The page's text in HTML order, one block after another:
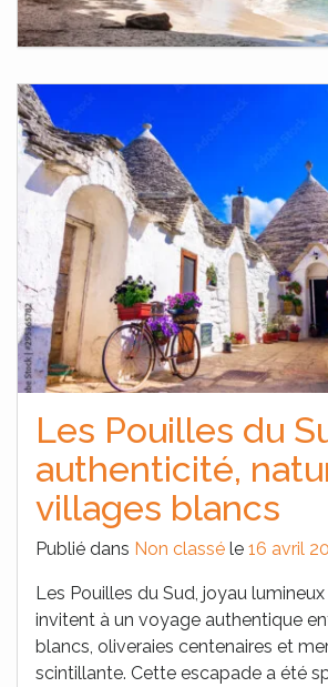
Les Pouilles du
authenticité,
villages blancs
Publié dans Non classé le 16 avril
Les Pouilles du Sud, joyau lumineux
invitent à un voyage authentique
blancs, oliveraies centenaires et
scintillante. Cette escapade a été